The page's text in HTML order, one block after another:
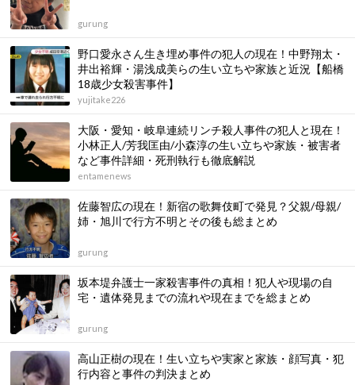
gurung
野口愛永さん生き埋め事件の犯人の現在！中野翔太・
井出裕輝・湯浅成美らの生い立ちや家族と近況【船橋
18歳少女殺害事件】
yujitake226
大阪・愛知・岐阜連続リンチ殺人事件の犯人と現在！
小林正人/芳我匡由/小森淳の生い立ちや家族・被害者
など事件詳細・死刑執行も徹底解説
entamenews
佐藤智広の現在！新宿の歌舞伎町で発見？父親/母親/
姉・旭川で行方不明とその後も総まとめ
gurung
坂本堤弁護士一家殺害事件の真相！犯人や現場の自
宅・遺体発見までの流れや現在までを総まとめ
gurung
高山正樹の現在！生い立ちや実家と家族・顔写真・犯
行内容と事件の判決まとめ